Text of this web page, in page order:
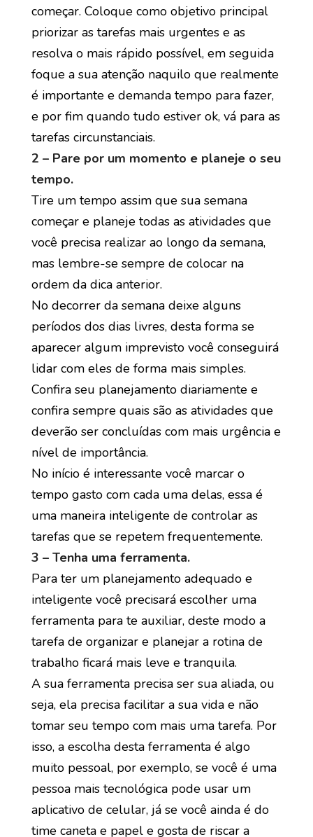
começar. Coloque como objetivo principal
priorizar as tarefas mais urgentes e as
resolva o mais rápido possível, em seguida
foque a sua atenção naquilo que realmente
é importante e demanda tempo para fazer,
e por fim quando tudo estiver ok, vá para as
tarefas circunstanciais.
2 – Pare por um momento e planeje o seu
tempo.
Tire um tempo assim que sua semana
começar e planeje todas as atividades que
você precisa realizar ao longo da semana,
mas lembre-se sempre de colocar na
ordem da dica anterior.
No decorrer da semana deixe alguns
períodos dos dias livres, desta forma se
aparecer algum imprevisto você conseguirá
lidar com eles de forma mais simples.
Confira seu planejamento diariamente e
confira sempre quais são as atividades que
deverão ser concluídas com mais urgência e
nível de importância.
No início é interessante você marcar o
tempo gasto com cada uma delas, essa é
uma maneira inteligente de controlar as
tarefas que se repetem frequentemente.
3 – Tenha uma ferramenta.
Para ter um planejamento adequado e
inteligente você precisará escolher uma
ferramenta para te auxiliar, deste modo a
tarefa de organizar e planejar a rotina de
trabalho ficará mais leve e tranquila.
A sua ferramenta precisa ser sua aliada, ou
seja, ela precisa facilitar a sua vida e não
tomar seu tempo com mais uma tarefa. Por
isso, a escolha desta ferramenta é algo
muito pessoal, por exemplo, se você é uma
pessoa mais tecnológica pode usar um
aplicativo de celular, já se você ainda é do
time caneta e papel e gosta de riscar a